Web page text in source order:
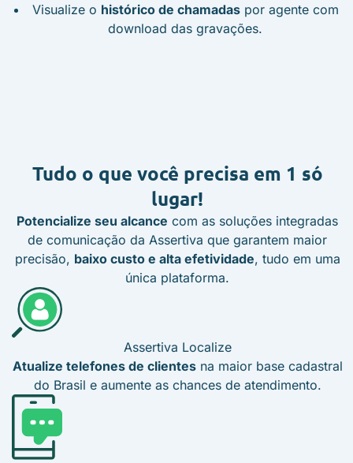
Visualize o histórico de chamadaspor agente com
download das gravações.
Tudo o que você precisa em 1 só
lugar!
Potencialize seu alcance com as soluções integradas
de comunicação da Assertiva que garantem maior
precisão, baixo custo e alta efetividade, tudo em uma
única plataforma.
Assertiva Localize
Atualize telefones de clientesna maior base cadastral
do Brasil e aumente as chances de atendimento.